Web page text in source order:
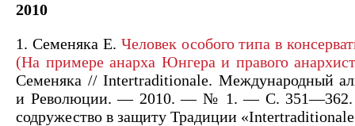
2010
1. Семеняка Е. Человек особого типа в
(На примере анарха Юнгера и правого
Семеняка // Intertraditionale. Международный
и Революции. — 2010. — № 1. — С. 351—362.
содружество в защиту Традиции